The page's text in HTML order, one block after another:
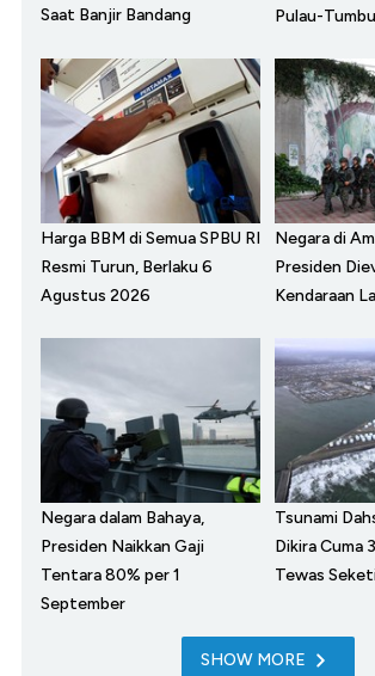
Saat Banjir Bandang
Pulau-
Harga BBM di Semua SPBU RI
Resmi Turun, Berlaku 6
Agustus 2026
Negara di
Presiden
Kendaraan
Negara dalam Bahaya,
Presiden Naikkan Gaji
Tentara 80% per 1
September
Tsunami
Dikira Cuma
Tewas
SHOW MORE